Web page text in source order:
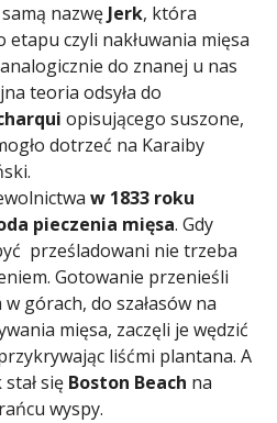
nazwę Jerk, która
czyli nakłuwania mięsa
do znanej u nas
teoria odsyła do
opisującego suszone,
dotrzeć na Karaiby
w 1833 roku
pieczenia mięsa. Gdy
prześladowani nie trzeba
Gotowanie przenieśli
górach, do szałasów na
mięsa, zaczęli je wędzić
liśćmi plantana. A
się Boston Beach na
wyspy.